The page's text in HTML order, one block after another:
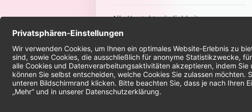
Alle Kontaktmöglichkeiten